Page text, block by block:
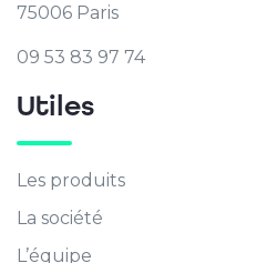
75006 Paris
09 53 83 97 74
Utiles
Les produits
La société
L’équipe